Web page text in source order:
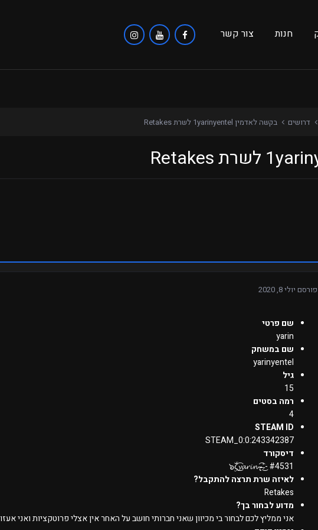
חנות צור קשר
דרושים בקשה לאדמין 1yarinyentel לשרת Retakes
פורסם יולי 8, 2020
שם פרטי
yarin
שם במשחק
yarinyentel
גיל
15
רמה בסטים
4
STEAM ID
STEAM_0:0:243342387
דיסקורד
#4531 -.̶̛͜-̴̢͡ ๖ۣۜζ͜͡𝔂𝓪𝓻𝓲𝓷
לאיזה שרת תרצה להתקבל?
Retakes
מדוע לבחור בך?
אני ממליץ לכם לבחור בי מכיוון שאני חברותי חושב על האחר אין אצלי פרוטקציות ואני